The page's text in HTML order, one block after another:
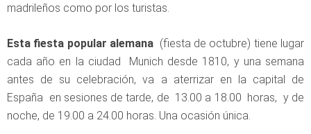
madrileños como por los turistas.
Esta fiesta popular alemana (fiesta de octubre) tiene lugar
cada año en la ciudad Munich desde 1810, y una semana
antes de su celebración, va a aterrizar en la capital de
España en sesiones de tarde, de 13.00 a 18.00 horas, y de
noche, de 19.00 a 24.00 horas. Una ocasión única.